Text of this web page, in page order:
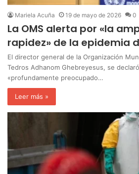
Mariela Acuña 19 de mayo de 2026 0
La OMS alerta por «la
rapidez» de la epidemia
El director general de la Organización
Tedros Adhanom Ghebreyesus, se
«profundamente preocupado…
Leer más »